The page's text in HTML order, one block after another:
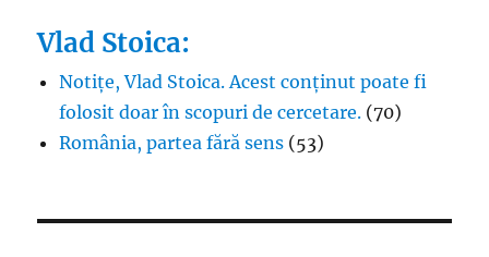
Vlad Stoica:
Notițe, Vlad Stoica. Acest conținut poate fi
folosit doar în scopuri de cercetare. (70)
România, partea fără sens (53)